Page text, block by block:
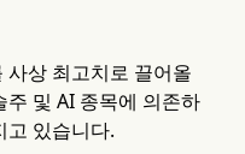
사상 최고치로 끌어올
및 AI 종목에 의존하
고 있습니다.